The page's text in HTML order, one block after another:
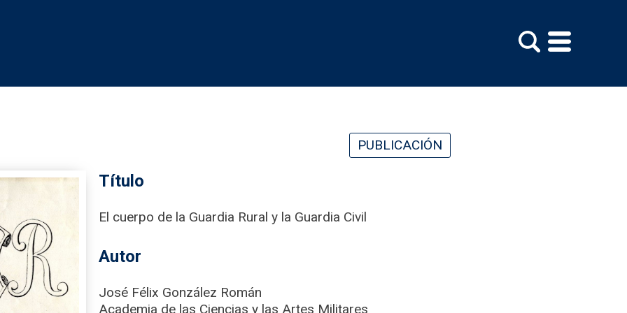
PUBLICACIÓN
Título
El cuerpo de la Guardia Rural y la Guardia Civil
Autor
José Félix González Román
Academia de las Ciencias y las Artes Militares